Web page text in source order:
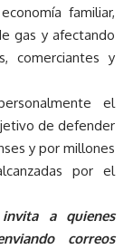
familiar,
gas y afectando
comerciantes y
el
de defender
y por millones
por el
a quienes
correos